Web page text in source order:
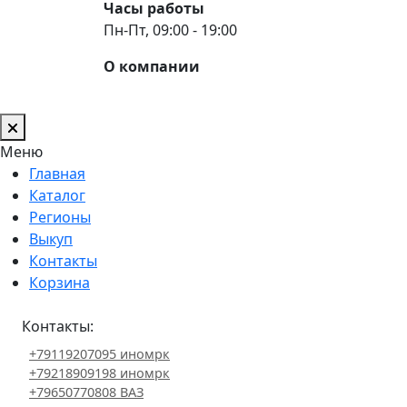
Часы работы
Пн-Пт, 09:00 - 19:00
О компании
Меню
Главная
Каталог
Регионы
Выкуп
Контакты
Корзина
Контакты:
+79119207095 иномрк
+79218909198 иномрк
+79650770808 ВАЗ